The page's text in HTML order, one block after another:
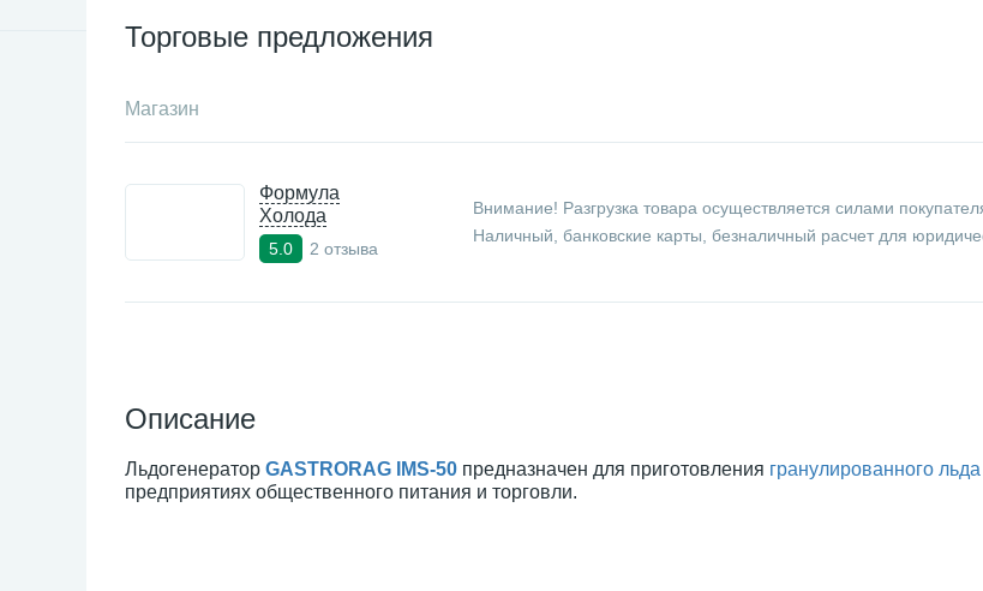
Торговые предложения
Магазин
Формула
Холода
5.0 2 отзыва
Внимание! Разгрузка товара осуществляется силами
Наличный, банковские карты, безналичный расчет для
Описание
Льдогенератор GASTRORAG IMS-50 предназначен для приготовления гранулированного
предприятиях общественного питания и торговли.